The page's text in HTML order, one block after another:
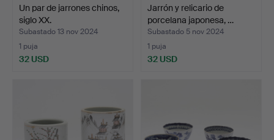
Un par de jarrones chinos,
siglo XX.
Subastado 13 nov 2024
1 puja
32 USD
Jarrón y relicario de
porcelana japonesa, …
Subastado 5 nov 2024
1 puja
32 USD